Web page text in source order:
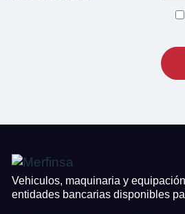
Vehiculos, maquinaria y
entidades bancarias disponibles